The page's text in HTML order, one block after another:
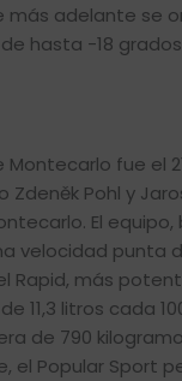
adelante se
hasta -18
fue el
Zdeněk Pohl y
El
velocidad
Rapid, más
11,3 litros cada
de 790
Popular Sport